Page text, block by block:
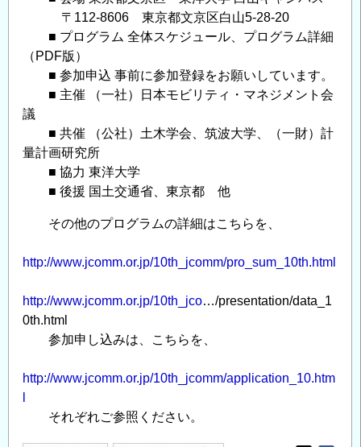
開
ま
す。
の
〒112-8606 東京都文京区白山5-28-20
■ プログラム 全体スケジュール、プログラム詳細
（PDF版）
■ 参加申込 事前に参加登録をお願いしています。
■ 主催 （一社）日本モビリティ・マネジメント会
議
■ 共催 （公社）土木学会、筑波大学、（一財）計
量計画研究所
■ 協力 東洋大学
■ 後援 国土交通省、東京都 他
その他のプログラムの詳細はこちらを、
http://www.jcomm.or.jp/10th_jcomm/pro_sum_10th.html
http://www.jcomm.or.jp/10th_jco…/presentation/data_1
0th.html
参加申し込みは、こちらを、
http://www.jcomm.or.jp/10th_jcomm/application_10.htm
それぞれご参照ください。